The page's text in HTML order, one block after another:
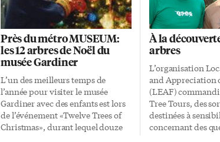
Près du métro MUSEUM:
les 12 arbres de Noël du
musée Gardiner
L’un des meilleurs temps de
l’année pour visiter le musée
Gardiner avec des enfants est lors
de l’événement «Twelve Trees of
Christmas», durant lequel douze
À la
arbres
L’organisation
and Appreciation
(LEAF)
Tree Tours, des
destinées à
concernant des